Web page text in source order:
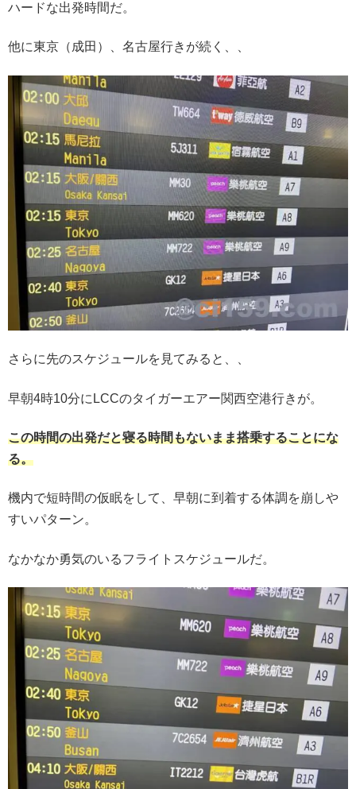
ハードな出発時間だ。
他に東京（成田）、名古屋行きが続く、、
さらに先のスケジュールを見てみると、、
早朝4時10分にLCCのタイガーエアー関西空港行きが。
この時間の出発だと寝る時間もないまま搭乗することにな
る。
機内で短時間の仮眠をして、早朝に到着する体調を崩しや
すいパターン。
なかなか勇気のいるフライトスケジュールだ。